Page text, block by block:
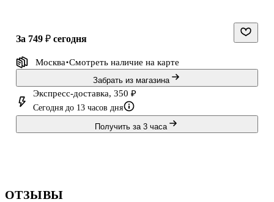
за 749 ₽ сегодня
Москва Смотреть наличие на карте
Забрать из магазина
Экспресс-доставка, 350 ₽
Сегодня до 13 часов дня
Получить за 3 часа
ОТЗЫВЫ